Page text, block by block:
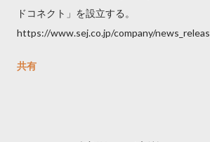
ドコネクト」を設立する。
https://www.sej.co.jp/company/
共有